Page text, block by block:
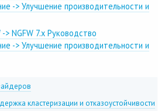
-> Улучшение производительности и
> NGFW 7.x Руководство
-> Улучшение производительности и
кластеризации и отказоустойчивости